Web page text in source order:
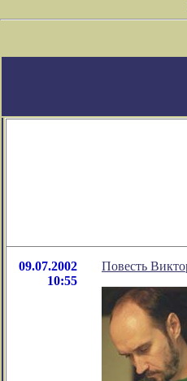
09.07.2002
10:55
Повесть